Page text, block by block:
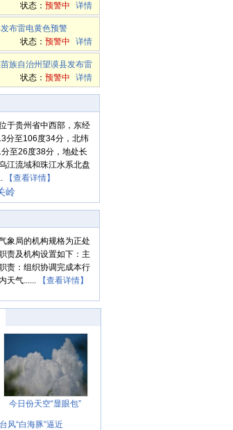
状态： 预警中 详情
布雷电黄色预警
状态： 预警中 详情
族自治州望谟县发布雷
状态： 预警中 详情
于贵州省中西部，东经
分至106度34分，北纬
至26度38分，地处长
江流域和珠江水系北盘
【查看详情】
岭
象局的机构规格为正处
责及机构设置如下：主
责：组织协调完成本行
天气......
【查看详情】
今日份天空“显眼包”
台风“白海豚”逼近